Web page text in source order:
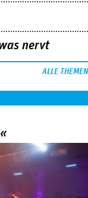
nervt
ALLE THEMEN